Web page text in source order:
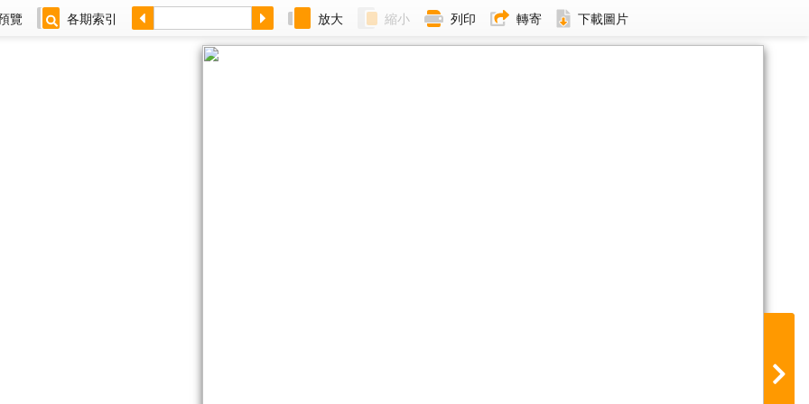
覽 各期索引 放大 縮小 列印 轉寄 下載圖片